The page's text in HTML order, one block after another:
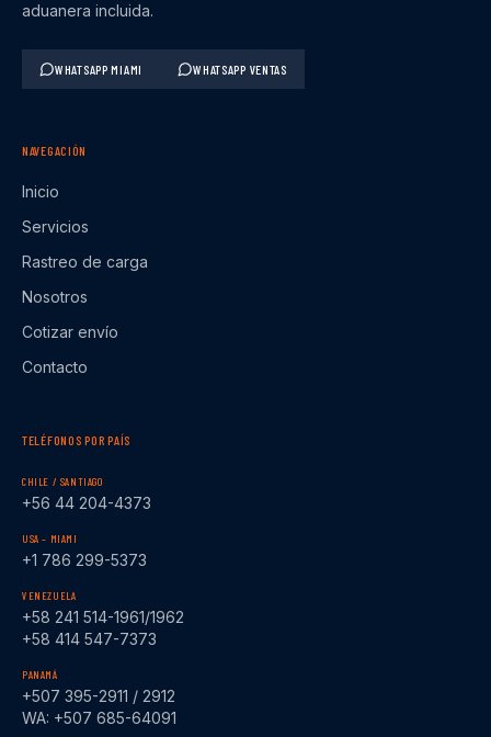
aduanera incluida.
WHATSAPP MIAMI WHATSAPP VENTAS
NAVEGACIÓN
Inicio
Servicios
Rastreo de carga
Nosotros
Cotizar envío
Contacto
TELÉFONOS POR PAÍS
CHILE / SANTIAGO
+56 44 204-4373
USA – MIAMI
+1 786 299-5373
VENEZUELA
+58 241 514-1961/1962
+58 414 547-7373
PANAMÁ
+507 395-2911 / 2912
WA: +507 685-64091